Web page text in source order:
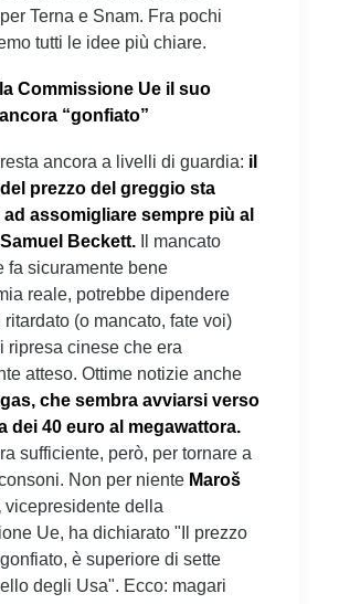
Terna e Snam. Fra pochi
tutti le idee più chiare.
Commissione Ue il suo
“gonfiato”
resta ancora a livelli di guardia: il
prezzo del greggio sta
assomigliare sempre più al
Beckett. Il mancato
fa sicuramente bene
reale, potrebbe dipendere
(o mancato, fate voi)
ripresa cinese che era
atteso. Ottime notizie anche
gas, che sembra avviarsi verso
dei 40 euro al megawattora.
sufficiente, però, per tornare a
Non per niente Maroš
vicepresidente della
Ue, ha dichiarato "Il prezzo
è superiore di sette
degli Usa". Ecco: magari